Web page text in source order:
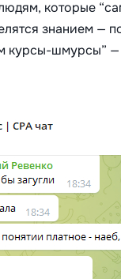
которые
знанием —
курсы-шмурсы” —